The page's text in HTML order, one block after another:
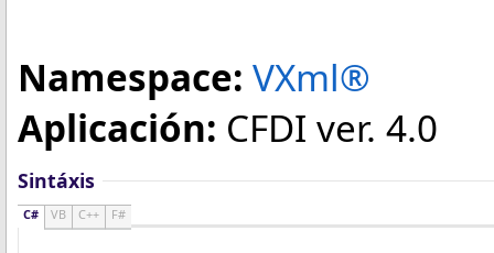
Namespace: VXml®
Aplicación: CFDI ver. 4.0
Sintáxis
C# VB C++ F#